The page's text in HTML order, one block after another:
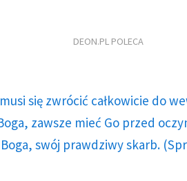
DEON.PL POLECA
się zwrócić całkowicie do
zawsze mieć Go przed
swój prawdziwy skarb.